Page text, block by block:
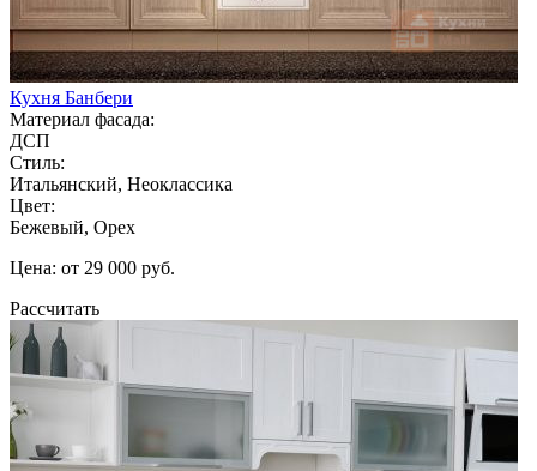
Кухня Банбери
Материал фасада:
ДСП
Стиль:
Итальянский, Неоклассика
Цвет:
Бежевый, Орех
Цена: от 29 000 руб.
Рассчитать